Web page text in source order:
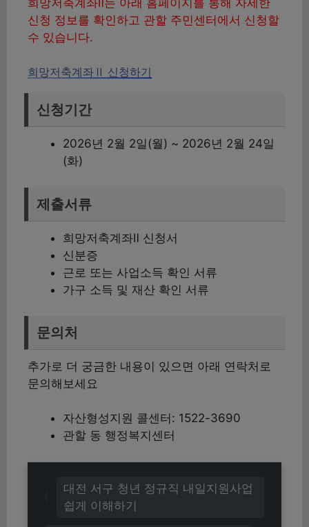
희망저축계좌Ⅱ는 아래 홈페이지를 통해 자세한
신청 정보를 확인하고 관할 주민센터에서 신청할
수 있습니다.
희망저축계좌Ⅱ 신청하기
신청기간
2026년 2월 2일(월) ~ 2026년 2월 24일
(화)
제출서류
희망저축계좌Ⅱ 신청서
신분증
근로 또는 사업소득 확인 서류
가구 소득 및 재산 확인 서류
문의처
추가로 더 궁금한 내용이 있으면 아래 연락처로
문의해보세요
자산형성지원 콜센터: 1522-3690
관할 동 행정복지센터
대전 서구 청년 정규직 내일지원사업
쉽게 이해하기